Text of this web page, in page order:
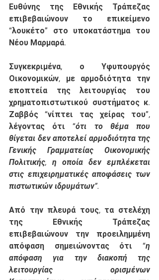
Ευθύνης της Εθνικής Τράπεζας
επιβεβαιώνουν το επικείμενο
“λουκέτο” στο υποκατάστημα του
Νέου Μαρμαρά.
Συγκεκριμένα, ο Υφυπουργός
Οικονομικών, με αρμοδιότητα την
εποπτεία της λειτουργίας του
χρηματοπιστωτικού συστήματος κ.
Ζαββός “νίπτει τας χείρας του”,
λέγοντας ότι “ότι το θέμα που
θίγεται δεν αποτελεί αρμοδιότητα της
Γενικής Γραμματείας Οικονομικής
Πολιτικής, η οποία δεν εμπλέκεται
στις επιχειρηματικές αποφάσεις των
πιστωτικών ιδρυμάτων”.
Από την πλευρά τους, τα στελέχη
της Εθνικής Τράπεζας
επιβεβαιώνουν την προειλημμένη
απόφαση σημειώνοντας ότι “η
απόφαση για την διακοπή της
λειτουργίας ορισμένων